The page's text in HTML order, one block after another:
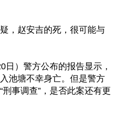
，赵安吉的死，很可能与
日）警方公布的报告显示，
池塘不幸身亡。但是警方
事调查”，是否此案还有更